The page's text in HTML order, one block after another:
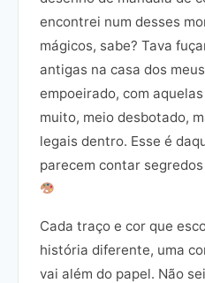
encontrei num desses
mágicos, sabe? Tava
antigas na casa dos
empoeirado, com
muito, meio desbotado,
legais dentro. Esse é
parecem contar
Cada traço e cor que
história diferente, uma
vai além do papel. Não